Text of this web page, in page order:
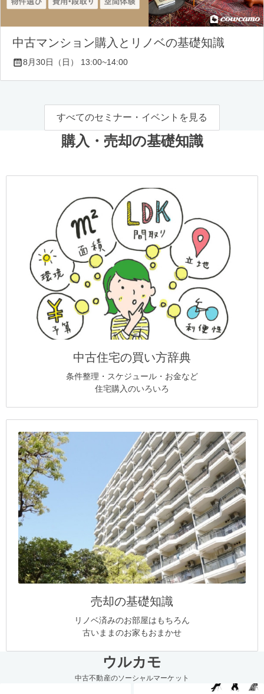
中古マンション購入とリノベの基礎知識
8月30日（日） 13:00~14:00
すべてのセミナー・イベントを見る
購入・売却の基礎知識
中古住宅の買い方辞典
条件整理・スケジュール・お金など
住宅購入のいろいろ
売却の基礎知識
リノベ済みのお部屋はもちろん
古いままのお家もおまかせ
ウルカモ
中古不動産のソーシャルマーケット